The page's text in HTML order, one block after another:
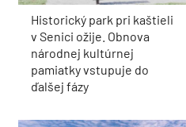
Historický park pri kaštieli
v Senici ožije. Obnova
národnej kultúrnej
pamiatky vstupuje do
ďalšej fázy